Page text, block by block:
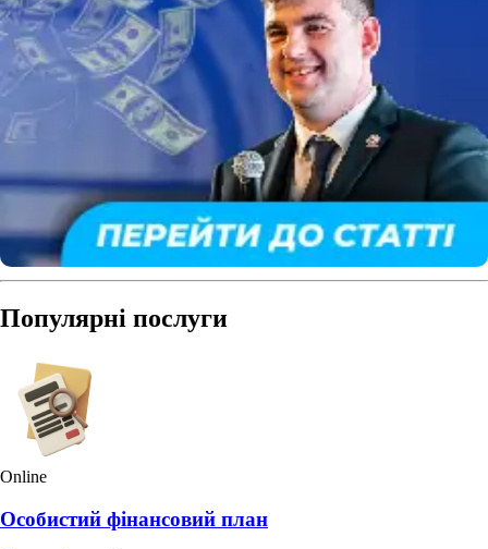
Популярні послуги
Online
Особистий фінансовий план